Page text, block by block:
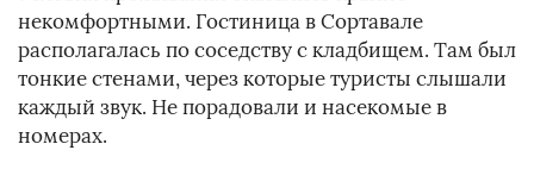
некомфортными. Гостиница в Сортавале
располагалась по соседству с кладбищем. Там был
тонкие стенами, через которые туристы слышали
каждый звук. Не порадовали и насекомые в
номерах.